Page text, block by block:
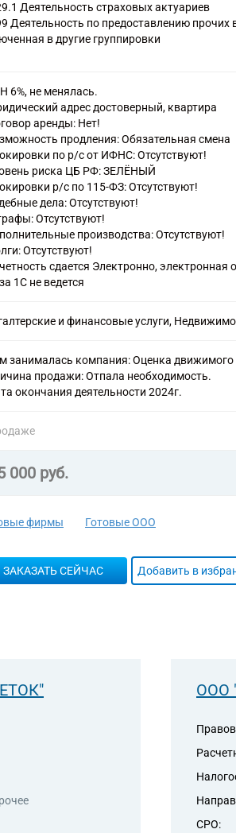
Деятельность страховых актуариев
Деятельность по предоставлению прочих
в другие группировки
6%, не менялась.
адрес достоверный, квартира
аренды: Нет!
продления: Обязательная смена
по р/с от ИФНС: Отсутствуют!
риска ЦБ РФ: ЗЕЛЁНЫЙ
р/с по 115-ФЗ: Отсутствуют!
дела: Отсутствуют!
Отсутствуют!
производства: Отсутствуют!
Отсутствуют!
сдается Электронно,
1С не ведется
и финансовые услуги,
занималась компания: Оценка
продажи: Отпала необходимость.
окончания деятельности 2024г.
000 руб.
фирмы Готовые ООО
ЗАКАЗАТЬ СЕЙЧАС Добавить в
ООО
СРО: